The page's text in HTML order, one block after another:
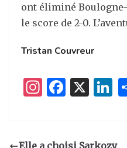
ont éliminé
le score de 2-0.
Tristan Couvreur
I
a
F
e
X
e
Elle a choisi Sarkozy